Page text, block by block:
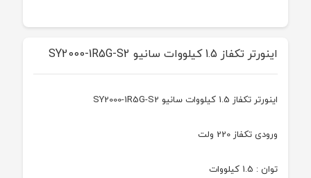
اینورتر تکفاز 1.5 کیلووات سانیو SY2000-1R5G-S2
اینورتر تکفاز 1.5 کیلووات سانیو SY2000-1R5G-S2
ورودی تکفاز 220 ولت
توان : 1.5 کیلووات